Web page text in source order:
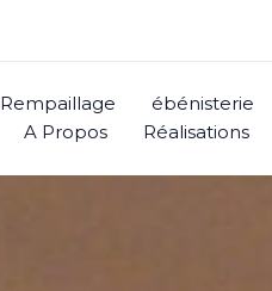
Rempaillage ébénisterie
A Propos Réalisations